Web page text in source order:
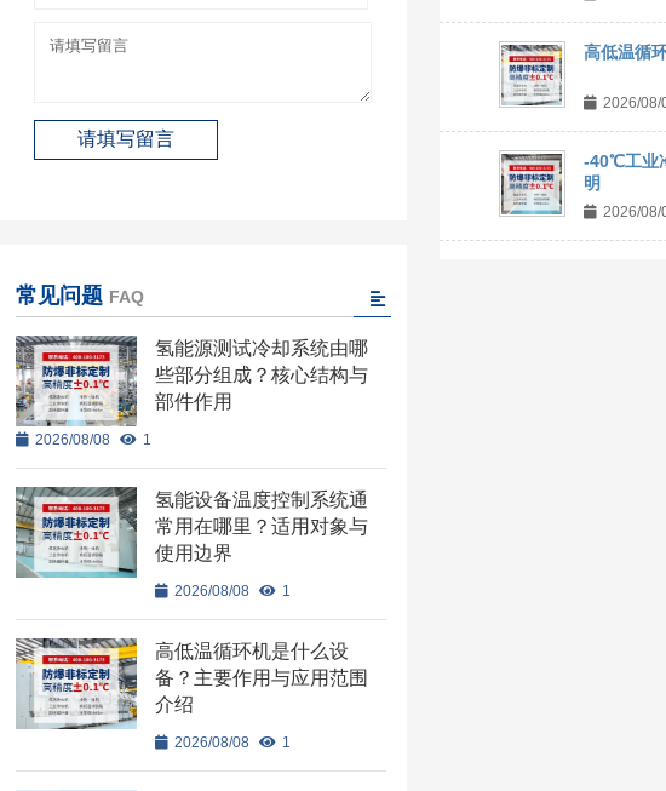
高低温循
2026/08/
-40℃工业
明
2026/08/
常见问题 FAQ
氢能源测试冷却系统由哪
些部分组成？核心结构与
部件作用
2026/08/08 1
氢能设备温度控制系统通
常用在哪里？适用对象与
使用边界
2026/08/08 1
高低温循环机是什么设
备？主要作用与应用范围
介绍
2026/08/08 1